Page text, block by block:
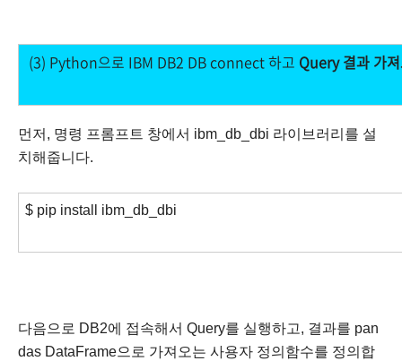
(3) Python으로 IBM DB2 DB connect 하고 Query 결과 가
먼저, 명령 프롬프트 창에서 ibm_db_dbi 라이브러리를 설
치해줍니다.
$ pip install ibm_db_dbi
다음으로 DB2에 접속해서 Query를 실행하고, 결과를 pan
das DataFrame으로 가져오는 사용자 정의함수를 정의합